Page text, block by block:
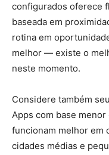
configurados oferece
baseada em
rotina em
melhor — existe o
neste momento.
Considere também
Apps com base
funcionam melhor em
cidades médias e